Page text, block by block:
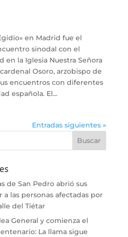
en Madrid fue el
sinodal con el
en la Iglesia Nuestra Señora
Osoro, arzobispo de
encuentros con diferentes
española. El...
Entradas siguientes »
de San Pedro abrió sus
a las personas afectadas por
del Tiétar
General y comienza el
La llama sigue